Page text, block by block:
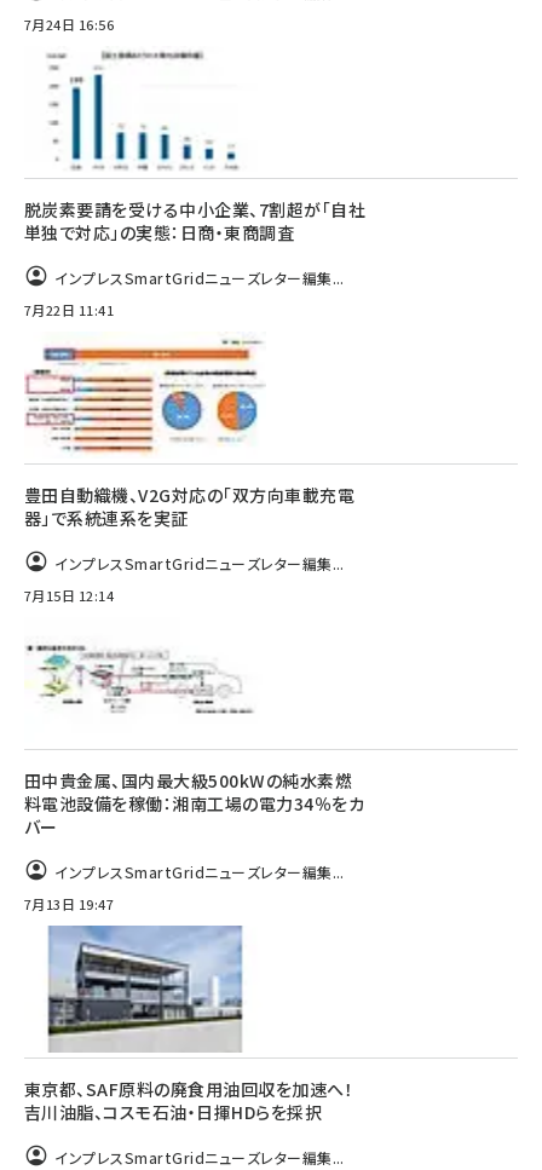
7月24日 16:56
脱炭素要請を受ける中小企業、7割超が「自社
単独で対応」の実態：日商・東商調査
インプレスSmartGridニューズレター編集...
7月22日 11:41
豊田自動織機、V2G対応の「双方向車載充電
器」で系統連系を実証
インプレスSmartGridニューズレター編集...
7月15日 12:14
田中貴金属、国内最大級500kWの純水素燃
料電池設備を稼働：湘南工場の電力34％をカ
バー
インプレスSmartGridニューズレター編集...
7月13日 19:47
東京都、SAF原料の廃食用油回収を加速へ！
吉川油脂、コスモ石油・日揮HDらを採択
インプレスSmartGridニューズレター編集...